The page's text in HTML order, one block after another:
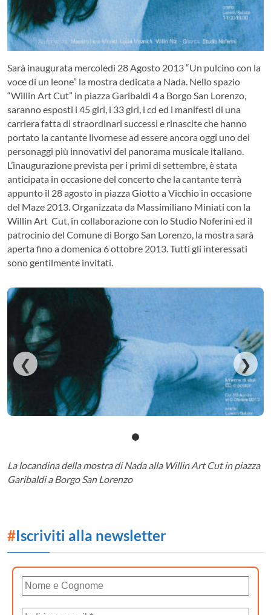
Sarà inaugurata mercoledi 28 Agosto 2013 “Un pulcino con la
voce di un leone” la mostra dedicata a Nada. Nello spazio
“Willin Art Cut” in piazza Garibaldi 4 a Borgo San Lorenzo,
saranno esposti i 45 giri, i 33 giri, i cd ed i manifesti di una
carriera fatta di straordinari successi e rinascite che hanno
portato la cantante livornese ad essere ancora oggi uno dei
personaggi più innovativi del panorama musicale italiano.
L’inaugurazione prevista per i primi di settembre, è stata
anticipata in occasione del concerto che la cantante terrà
appunto il 28 agosto in piazza Giotto a Vicchio in occasione
del Maze 2013. Organizzata da Massimiliano Miniati con la
Willin Art Cut, in collaborazione con lo Studio Noferini ed il
patrocinio del Comune di Borgo San Lorenzo, la mostra sarà
aperta fino a domenica 6 ottobre 2013. Tutti gli interessati
sono gentilmente invitati.
❮ ❯
La locandina della mostra di Nada alla Willin Art Cut in piazza
Garibaldi a Borgo San Lorenzo
#Iscriviti alla newsletter